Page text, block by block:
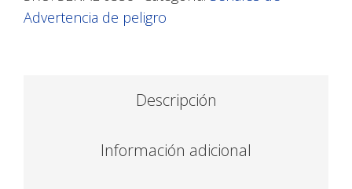
Advertencia de peligro
Descripción
Información adicional